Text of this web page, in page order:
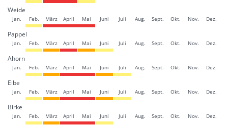
Weide
Jan. Feb. März April Mai Juni Juli Aug. Sept. Okt. Nov. Dez.
Pappel
Jan. Feb. März April Mai Juni Juli Aug. Sept. Okt. Nov. Dez.
Ahorn
Jan. Feb. März April Mai Juni Juli Aug. Sept. Okt. Nov. Dez.
Eibe
Jan. Feb. März April Mai Juni Juli Aug. Sept. Okt. Nov. Dez.
Birke
Jan. Feb. März April Mai Juni Juli Aug. Sept. Okt. Nov. Dez.